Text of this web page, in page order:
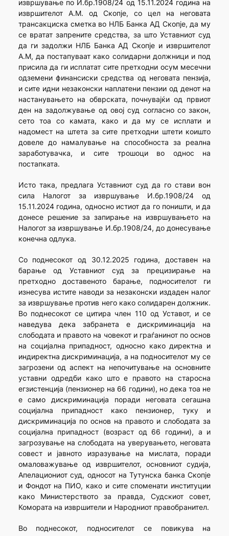
извршување по И.бр.1908/24 од 15.11.2024 година на
извршителот А.М. од Скопје, со цел на неговата
трансакциска сметка во НЛБ Банка АД Скопје, да му
се вратат запрените средства, за што Уставниот суд
да ги задолжи НЛБ Банка АД Скопје и извршителот
А.М, да постапуваат како солидарни должници и под
присила да ги исплатат сите претходни осум месечни
одземени финансиски средства од неговата пензија,
и сите идни незаконски наплатени пензии од денот на
настанувањето на обврската, почнувајќи од првиот
ден на задолжување од овој суд согласно со закон,
сето тоа со камата, како и да му се исплати и
надомест на штета за сите претходни штети коишто
довеле до намалување на способноста за реална
заработувачка, и сите трошоци во однос на
постапката.
Исто така, предлага Уставниот суд да го стави вон
сила Налогот за извршување И.бр.1908/24 од
15.11.2024 година, односно истиот да го поништи, и да
донесе решение за запирање на извршувањето на
Налогот за извршување И.бр.1908/24, до донесување
конечна одлука.
Со поднесокот од 30.12.2025 година, доставен на
барање од Уставниот суд за прецизирање на
претходно доставеното барање, подносителот ги
изнесува истите наводи за незаконски издаден налог
за извршување против него како солидарен должник.
Во поднесокот се цитира член 110 од Уставот, и се
наведува дека забранета е дискриминација на
слободата и правото на човекот и граѓанинот по основ
на социјална припадност, односно како директна и
индиректна дискриминација, а на подносителот му се
загрозени од аспект на непочитување на основните
уставни одредби како што е правото на старосна
егзистенција (пензионер на 66 години), но дека тоа не
е само дискриминација поради неговата сегашна
социјална припадност како пензионер, туку и
дискриминација по основ на правото и слободата за
социјална припадност (возраст од 66 години), а и
загрозување на слободата на уверувањето, неговата
совест и јавното изразување на мислата, поради
омаловажување од извршителот, основниот судија,
Апелациониот суд, односот на Тутунска банка Скопје
и Фондот на ПИО, како и сите споменати институции
како Министерството за правда, Судскиот совет,
Комората на извршители и Народниот правобранител.
Во поднесокот, подносителот се повикува на